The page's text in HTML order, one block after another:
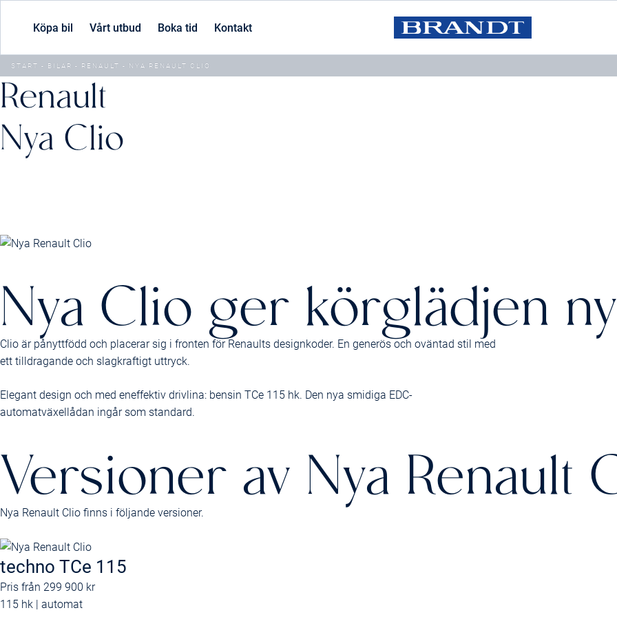
Köpa bil Vårt utbud Boka tid Kontakt
START - BILAR - RENAULT - NYA RENAULT CLIO
Renault
Nya Clio
Nya Clio ger körglädjen
Clio är pånyttfödd och placerar sig i fronten för Renaults designkoder. En generös och oväntad stil med
ett tilldragande och slagkraftigt uttryck.
Elegant design och med en­effektiv drivlina: bensin TCe 115 hk. Den nya smidiga EDC-
automatväxellådan ingår som standard.
Versioner av Nya Renault
Nya Renault Clio finns i följande versioner.
techno TCe 115
Pris från 299 900 kr
115 hk | automat